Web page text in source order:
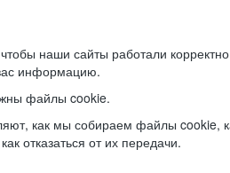
наши сайты работали
информацию.
файлы cookie.
как мы собираем файлы cookie,
отказаться от их передачи.